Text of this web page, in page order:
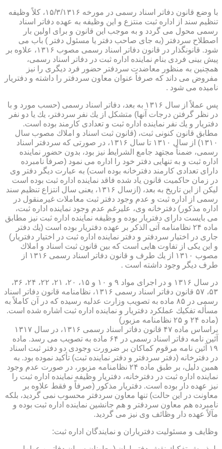
با وضع قانون دفاتر اسناد رسمی در مورخه ۱۵/۳/۱۳۱۶، كلاً وظیفه
تنظیم سند از اداره ثبت منتزع و این وظیفه به عهده دفاتر اسناد
رسمی محول می گردد و به موجب این قانون و برای اولین بار
اصطلاح سردفتر (به جای صاحب دفتر یا مسئول دفتر ) باب می
شود. قانونگذار در قانون دفاتر اسناد رسمی مصوب ۱۳۱۶، علاوه بر
پیش بینی فردی بنام نماینده اداره ثبت در دفاتر اسناد رسمی،
همچنین به منظور معاضدت سردفتر حضور فرد دیگری را نیز
مفروض می داند كه صرفاً عنوان معاون سردفتر را داشته و دفتریار
نامیده می شود .
پس عملاً از سال ۱۳۱۶ به بعد، دفاتر اسناد رسمی (حسب مورد و با
در نظر گرفتن درجات آنها) متشكل از یك نفر سردفتر، یك یا دو نفر
دفتریار و یك نفر نماینده اداره ثبت و تعدادی كارمند بوده است.
مطابق قانون كنونی ثبت، (قانون ثبت اسناد و املاك مصوب سال
۱۳۱۰) از سال ۱۳۱۰ تا سال ۱۳۱۶، در صورتی كه سردفتر اسناد
رسمی، ضمناً مجتهد جامع الشرایط نیز بود، بدون حضور نماینده
اداره ثبت و به تنهایی دفتر خود را اداره می نمود (صرفاً نامبرده
دارای تعدادی كارمند دفترخانه بوده است) به عبارت دیگر دفتر وی
در زمان حاكمیت قانون یاد شده فاقد نماینده اداره ثبت بوده است
لیكن از این تاریخ به بعد، (ازسال ۱۳۱۶، یعنی سال انتزاع تنظیم سند
رسمی از اداره ثبت و عدم وجود دفتر ثبت معاملات غیرمنقول در
اداره مذكور) دفترخانه وی، علیرغم عدم وجود نماینده اداره ثبت،
می بایست دارای دفتریار بوده و وظیفه نماینده اداره ثبت نیز مطابق
ماده ۲۴ نظامنامه آتی الذكر بر عهده دفتریار بوده است (یك دفتر
جاری در اختیار سردفتر و دفتر نماینده اداره ثبت در اختیار دفتریار)
و این یكی از تفاوت هایی است كه بین قانون ثبت اسناد و املاك
مصوب ۱۳۱۰ از یك طرف و قانون دفاتر اسناد رسمی ۱۳۱۶ از
طرف دیگر وجود داشته است .
در سال ۱۳۱۶ و در اجرای مواد ۹ و ۱۰ و ۱۵، ۲۰، ۲۱، ۲۲، ۲۴، ۳۶،
۵۳، ۵۷ قانون دفاتر اسناد رسمی ۱۳۱۶، نظامنامه قانون دفاتر اسناد
رسمی در ۸۵ ماده به تصویب وزارت عدلیه رسیده كه در آن كاملاً به
مسأله تفكیك عملكرد دفتریار و نماینده اداره ثبت اشاره شده است.
(ماده ۲۴ و ۲۵ نظامنامه مزبور)
براساس ماده ۴۷ قانون دفاتر اسناد رسمی ۱۳۱۶، در سال ۱۳۱۷
آئین نامه دفاتر اسناد رسمی در ۶۴ ماده به تصویب می رسد. ماده
۱۹ آئین نامه مرقوم كماكان بر ضرورت وجودی دو دفتر ثبت اسناد
در دفترخانه (دفتر سردفتر و دفتر نماینده ثبت) تأكید نموده بود. به
همین دلیل، بر طبق ماده ۲۴ نظامنامه مزبور، در صورت عدم وجود
نماینده اداره ثبت در دفترخانه، دفتریار وظیفه نماینده اداره ثبت را
نیز عهده دار بوده است. دفتریار مذكور (صرفاً و فقط علاوه بر
معاونت در این حالت) تنها معاون سردفتر محسوب نمی گردید، بلكه
نامبرده هم معاون سردفتر و هم جانشین نماینده اداره ثبت بوده و
مآلاً عهده دار وظائف وی نیز می گردید.
وظایف و مسئولیت دفتریاران و نمایندگان اداره ثبت: